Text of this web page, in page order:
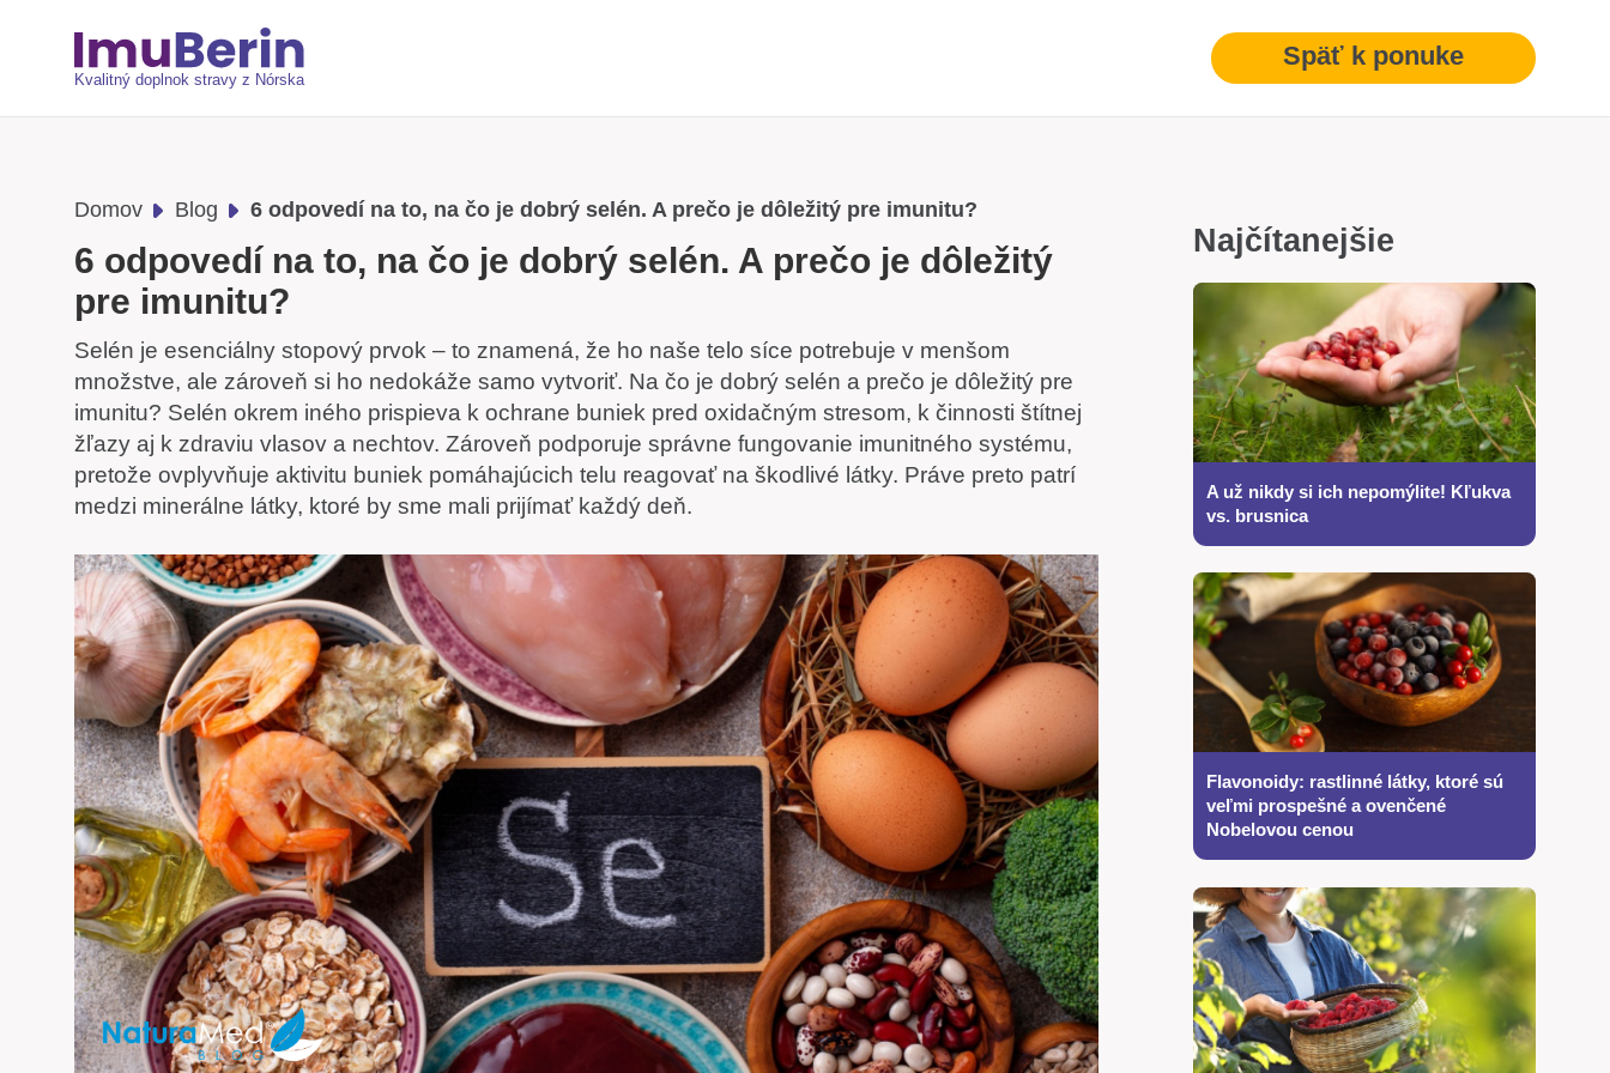
Kvalitný doplnok stravy z Nórska
Späť k ponuke
Domov Blog 6 odpovedí na to, na čo je dobrý selén. A prečo je dôležitý pre imunitu?
6 odpovedí na to, na čo je dobrý selén. A prečo je dôležitý
pre imunitu?
Selén je esenciálny stopový prvok – to znamená, že ho naše telo síce potrebuje v menšom
množstve, ale zároveň si ho nedokáže samo vytvoriť. Na čo je dobrý selén a prečo je dôležitý pre
imunitu? Selén okrem iného prispieva k ochrane buniek pred oxidačným stresom, k činnosti štítnej
žľazy aj k zdraviu vlasov a nechtov. Zároveň podporuje správne fungovanie imunitného systému,
pretože ovplyvňuje aktivitu buniek pomáhajúcich telu reagovať na škodlivé látky. Práve preto patrí
medzi minerálne látky, ktoré by sme mali prijímať každý deň.
Najčítanejšie
A už nikdy si ich nepomýlite! Kľukva
vs. brusnica
Flavonoidy: rastlinné látky, ktoré sú
veľmi prospešné a ovenčené
Nobelovou cenou